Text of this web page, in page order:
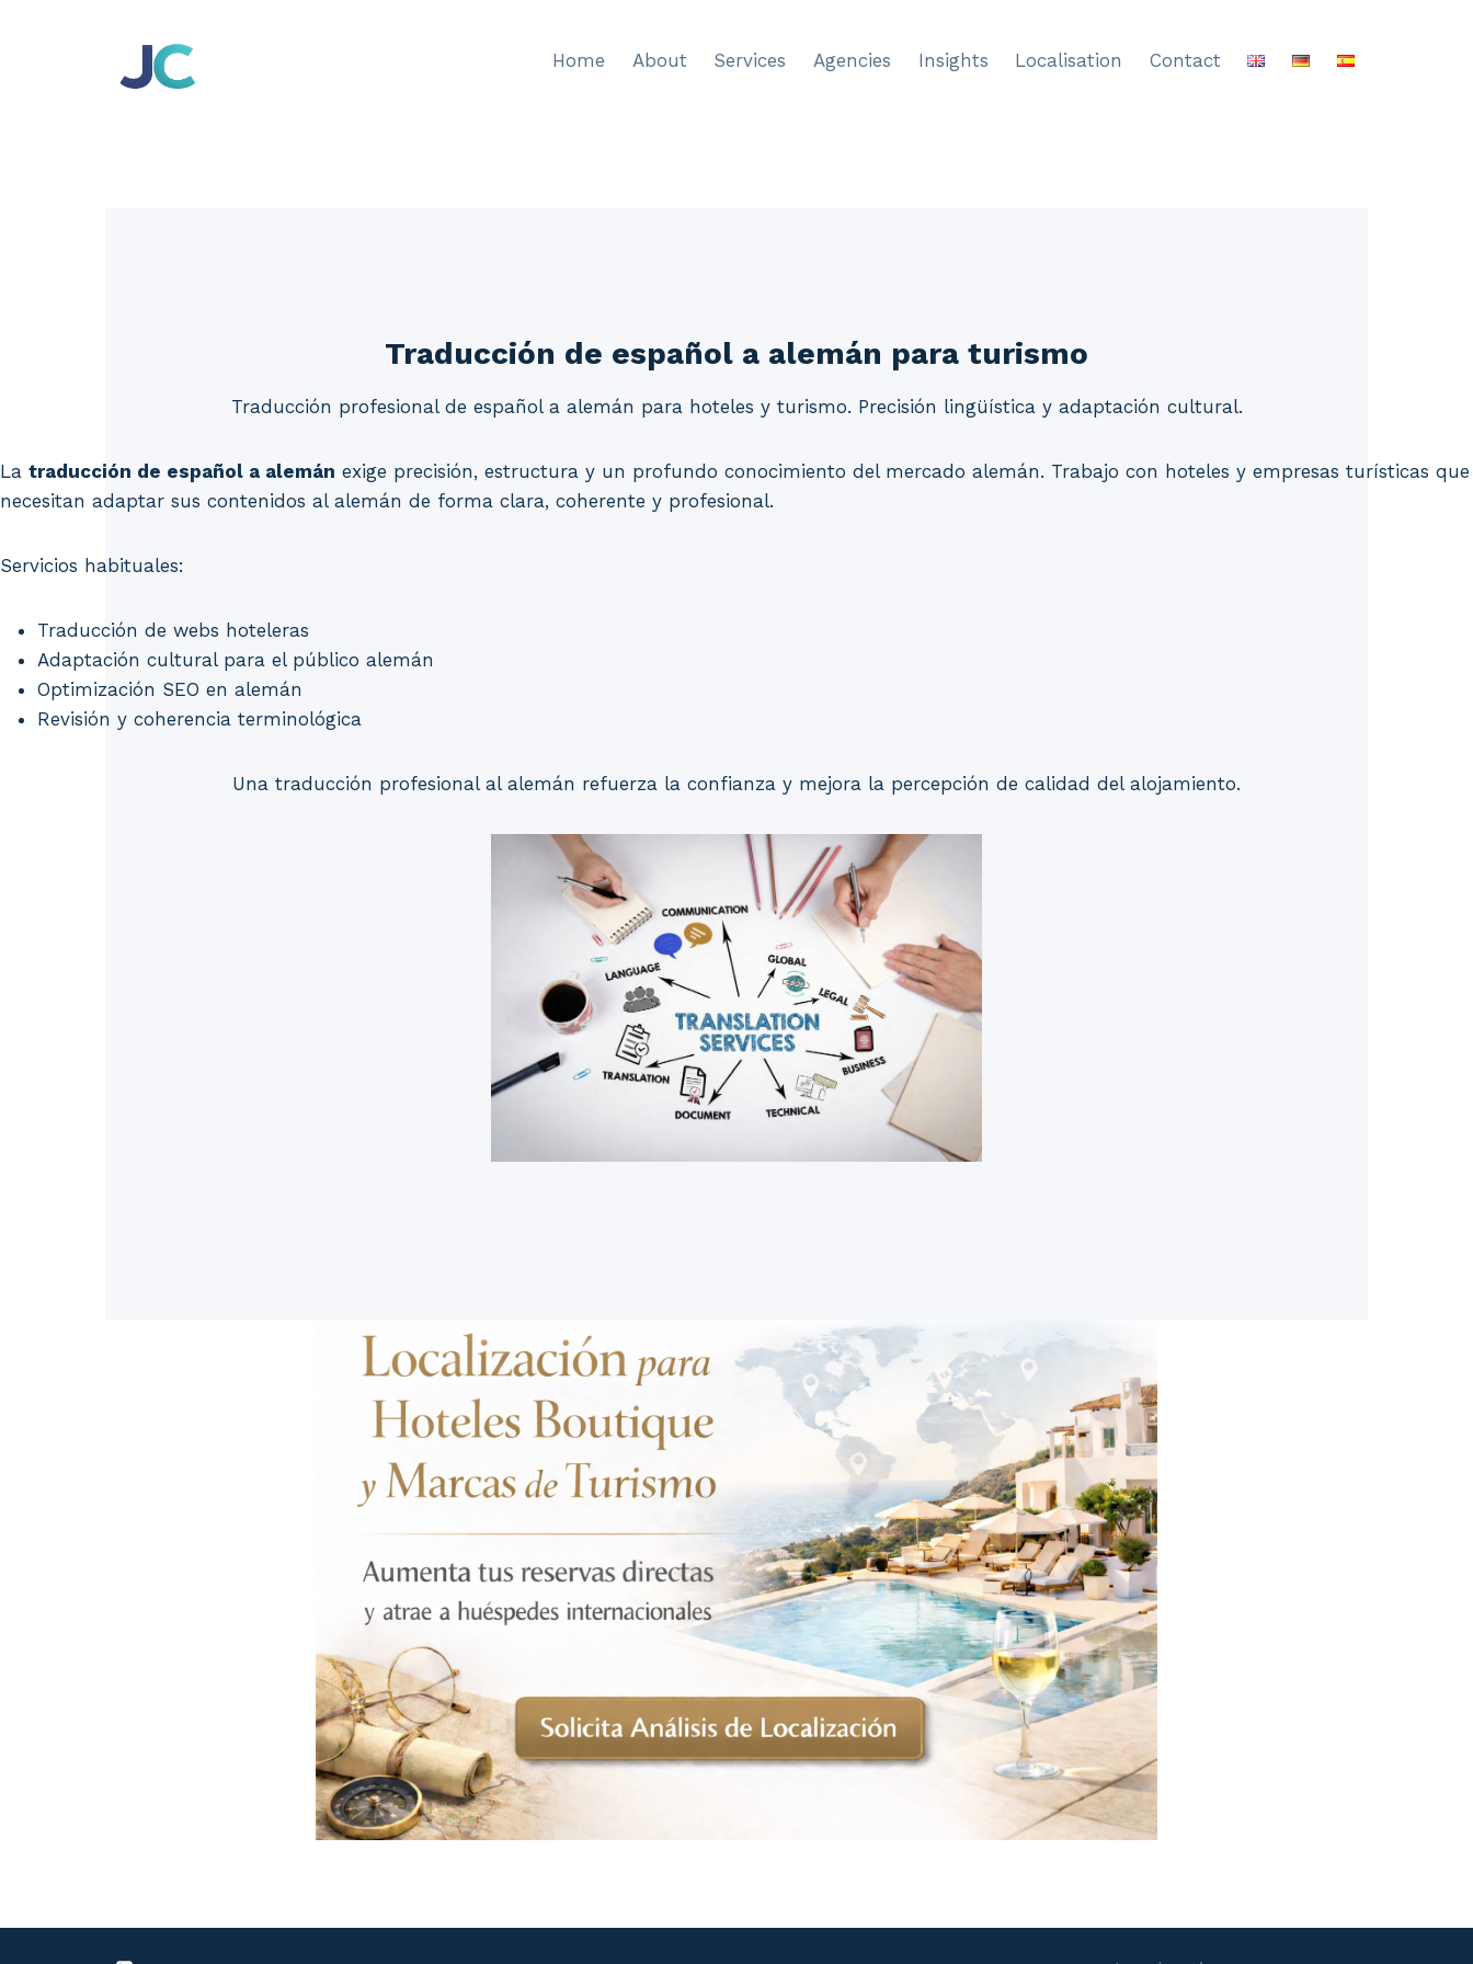
Home About Services Agencies Insights Localisation Contact
Traducción de español a alemán para turismo
Traducción profesional de español a alemán para hoteles y turismo. Precisión lingüística y adaptación cultural.
La traducción de español a alemán exige precisión, estructura y un profundo conocimiento del mercado alemán. Trabajo con hoteles y empresas turísticas que
necesitan adaptar sus contenidos al alemán de forma clara, coherente y profesional.
Servicios habituales:
Traducción de webs hoteleras
Adaptación cultural para el público alemán
Optimización SEO en alemán
Revisión y coherencia terminológica
Una traducción profesional al alemán refuerza la confianza y mejora la percepción de calidad del alojamiento.